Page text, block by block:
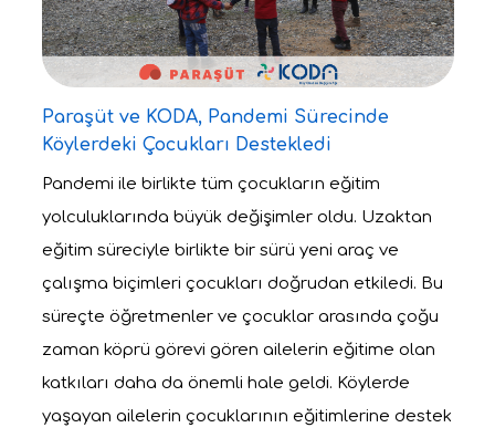
Paraşüt ve KODA, Pandemi Sürecinde
Köylerdeki Çocukları Destekledi
Pandemi ile birlikte tüm çocukların eğitim
yolculuklarında büyük değişimler oldu. Uzaktan
eğitim süreciyle birlikte bir sürü yeni araç ve
çalışma biçimleri çocukları doğrudan etkiledi. Bu
süreçte öğretmenler ve çocuklar arasında çoğu
zaman köprü görevi gören ailelerin eğitime olan
katkıları daha da önemli hale geldi. Köylerde
yaşayan ailelerin çocuklarının eğitimlerine destek